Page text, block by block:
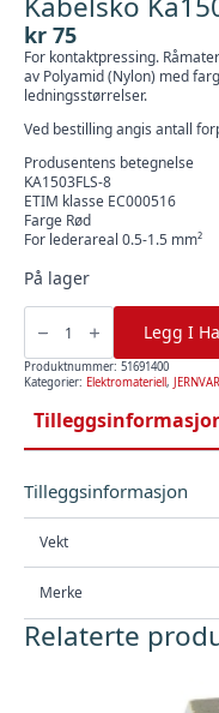
kr 75
For kontaktpressing.
av Polyamid (Nylon) med
ledningsstørrelser.
Ved bestilling angis antall
Produsentens betegnelse
KA1503FLS-8
ETIM klasse EC000516
Farge Rød
For lederareal 0.5-1.5 mm²
På lager
Kabelsko
Ka1503
Fls8-
10
-
10
antall
Legg I
Produktnummer: 51691400
Kategorier: Elektromateriell,
Tilleggsinformasjon
Vekt
Merke
Relaterte